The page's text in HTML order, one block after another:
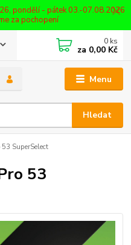
pondělí - pátek 03.-07.08.2026
za pochopení
Menu
Hledat
0 ks
za 0,00 Kč
53 SuperSelect
53